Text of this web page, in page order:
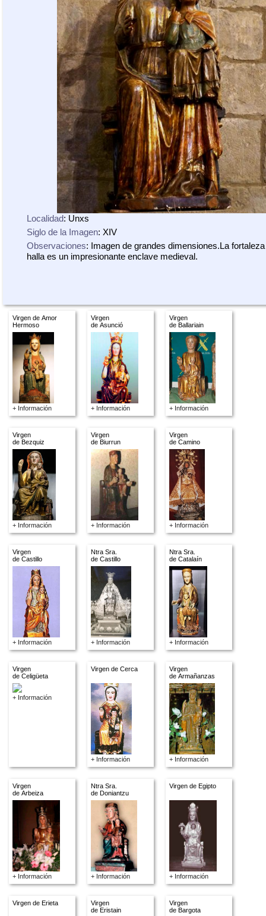
Localidad: Unxs
Siglo de la Imagen: XIV
Observaciones: Imagen de grandes dimensiones.La
halla es un impresionante enclave medieval.
Virgen de Amor
Hermoso
+ Información
Virgen
de Asunció
+ Información
Virgen
de Ballariain
+ Información
Virgen
de Bezquiz
+ Información
Virgen
de Biurrun
+ Información
Virgen
de Camino
+ Información
Virgen
de Castillo
+ Información
Ntra Sra.
de Castillo
+ Información
Ntra Sra.
de Catalaín
+ Información
Virgen
de Celigüeta
+ Información
Virgen de Cerca
+ Información
Virgen
de Armañanzas
+ Información
Virgen
de Arbeiza
+ Información
Ntra Sra.
de Doniantzu
+ Información
Virgen de Egipto
+ Información
Virgen de Erieta
Virgen
de Eristain
Virgen
de Bargota